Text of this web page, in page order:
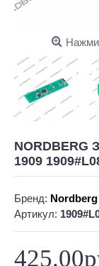
1909
Бренд: Nordberg
Артикул: